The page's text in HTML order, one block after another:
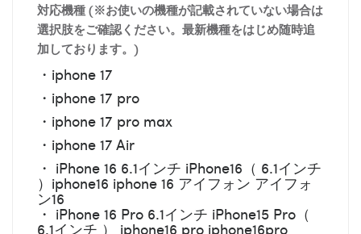
対応機種 (※お使いの機種が記載されていない場合は
選択肢をご確認ください。最新機種をはじめ随時追
加しております。)
・iphone 17
・iphone 17 pro
・iphone 17 pro max
・iphone 17 Air
・ iPhone 16 6.1インチ iPhone16（ 6.1インチ
）iphone16 iphone 16 アイフォン アイフォ
ン16
・ iPhone 16 Pro 6.1インチ iPhone15 Pro（
6.1インチ ） iphone16 pro iphone16pro